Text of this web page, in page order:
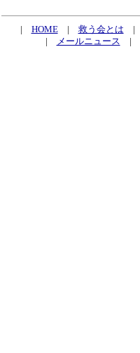
| HOME| 救う会とは |
|
メールニュース |